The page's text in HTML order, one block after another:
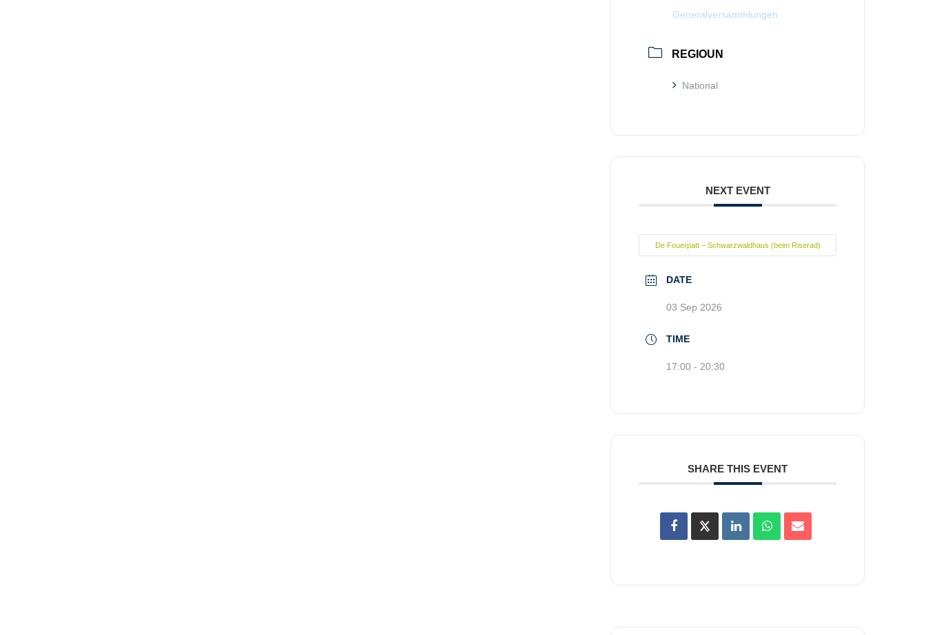
Generalversammlungen
REGIOUN
National
NEXT EVENT
De Fouerpatt – Schwarzwaldhaus (beim Riserad)
DATE
03 Sep 2026
TIME
17:00 - 20:30
SHARE THIS EVENT